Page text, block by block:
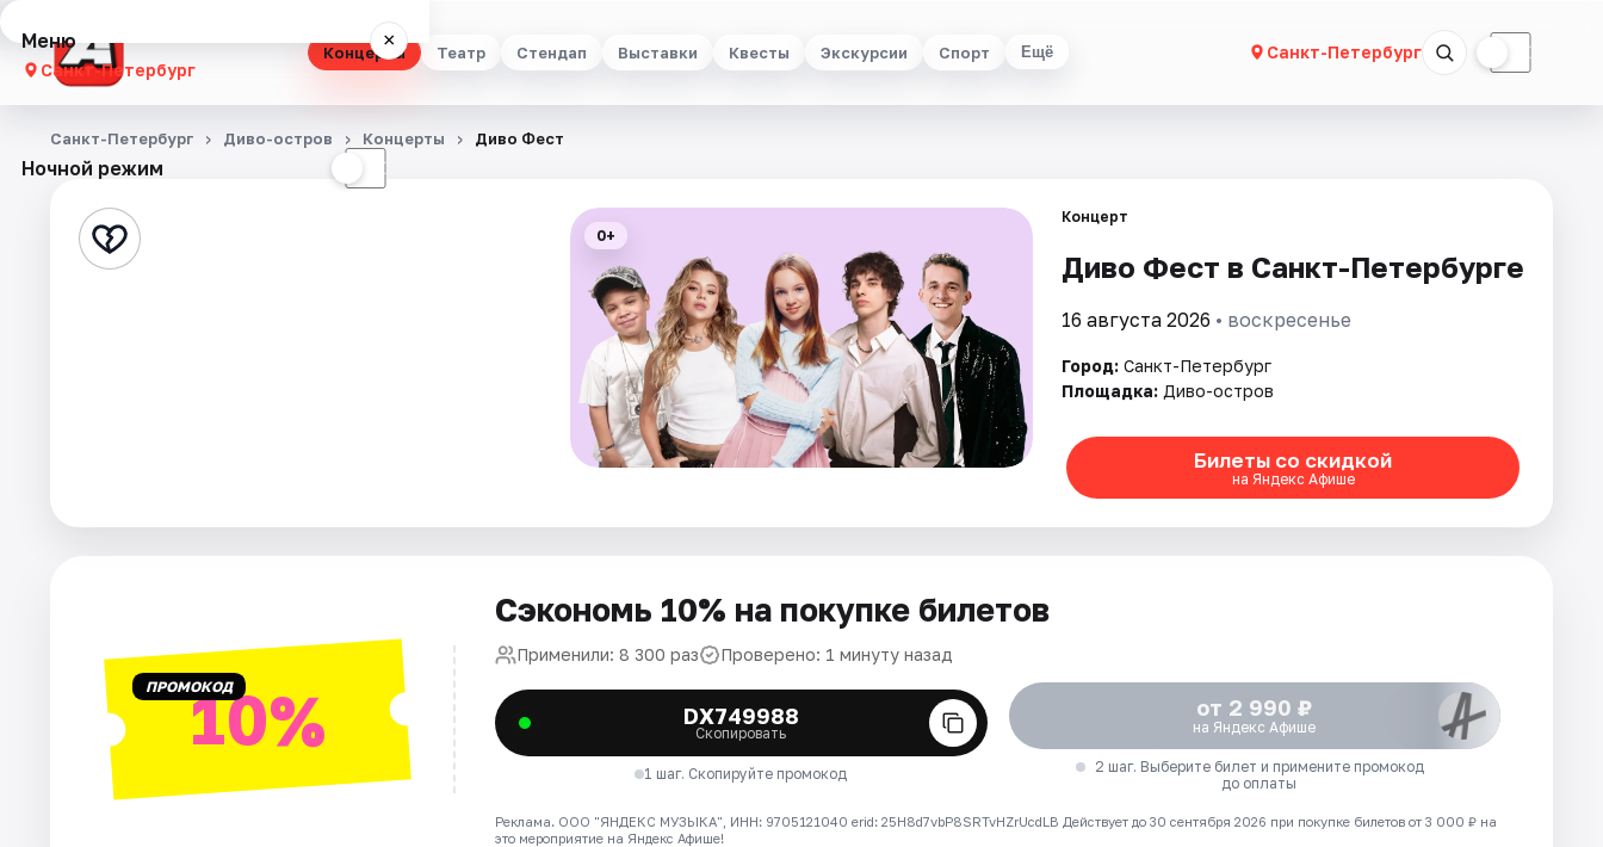
Концерты Театр Стендап Выставки Квесты Экскурсии Спорт Ещё Санкт-Петербург ☾
Меню ×
Санкт-Петербург
Концерты
Стендап
Площадки
Артисты
Рейтинги
Ночной режим ☾
Санкт-Петербург Диво-остров Концерты Диво Фест
0+
Концерт
Диво Фест в Санкт-Петербурге
16 августа 2026 • воскресенье
Город: Санкт-Петербург
Площадка: Диво-остров
Билеты со скидкой
на Яндекс Афише
ПРОМОКОД10%
Сэкономь 10% на покупке билетов
Применили: 8 300 раз Проверено: 1 минуту назад
DX749988
Скопировать
1 шаг. Скопируйте промокод
от 2 990 ₽
на Яндекс Афише
2 шаг. Выберите билет и примените промокод
до оплаты
Реклама. ООО "ЯНДЕКС МУЗЫКА", ИНН: 9705121040 erid: 25H8d7vbP8SRTvHZrUcdLB Действует до 30 сентября 2026 при покупке билетов от 3 000 ₽ на
это мероприятие на Яндекс Афише!